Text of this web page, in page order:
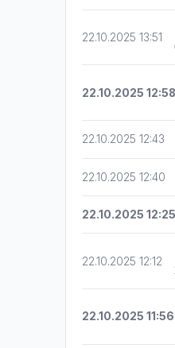
22.10.2025 13:51
22.10.2025 12:58
22.10.2025 12:43
22.10.2025 12:40
22.10.2025 12:25
22.10.2025 12:12
22.10.2025 11:56